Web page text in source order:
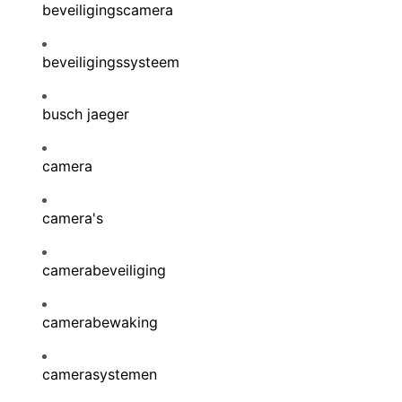
beveiligingscamera
beveiligingssysteem
busch jaeger
camera
camera's
camerabeveiliging
camerabewaking
camerasystemen